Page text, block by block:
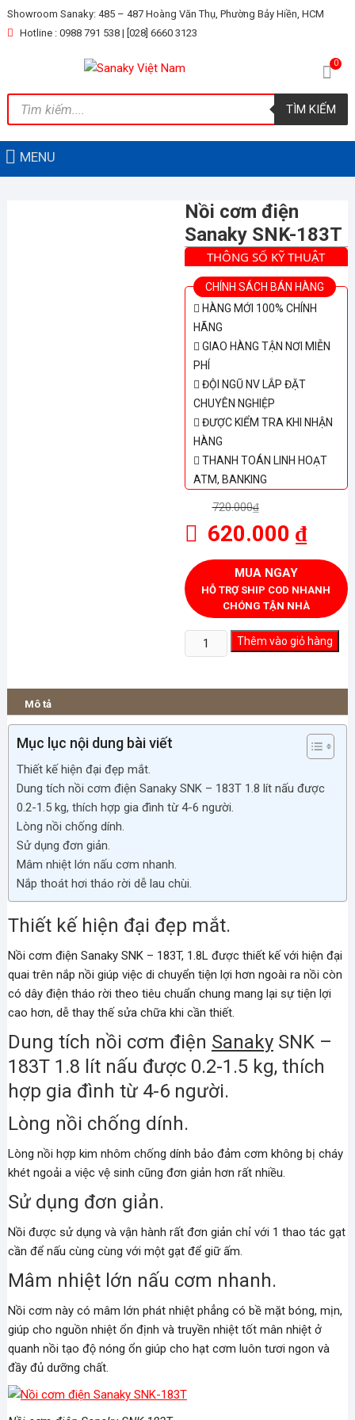
Skip
to
Showroom Sanaky: 485 – 487 Hoàng Văn Thụ, Phường Bảy Hiền, HCM
Hotline : 0988 791 538 | [028] 6660 3123
0
Tìm
kiếm
sản
TÌM KIẾM
MENU
Nồi cơm điện
Sanaky SNK-183T
THÔNG SỐ KỸ THUẬT
CHÍNH SÁCH BÁN HÀNG
HÀNG MỚI 100% CHÍNH
HÃNG
GIAO HÀNG TẬN NƠI MIỄN
PHÍ
ĐỘI NGŨ NV LẮP ĐẶT
CHUYÊN NGHIỆP
ĐƯỢC KIỂM TRA KHI NHẬN
HÀNG
THANH TOÁN LINH HOẠT
ATM, BANKING
720.000₫
620.000 ₫
MUA NGAY
HỖ TRỢ SHIP COD NHANH
CHÓNG TẬN NHÀ
cơm
SNK-
Thêm vào giỏ hàng
Mô tả
Mục lục nội dung bài viết
Thiết kế hiện đại đẹp mắt.
Dung tích nồi cơm điện Sanaky SNK – 183T 1.8 lít nấu được
0.2-1.5 kg, thích hợp gia đình từ 4-6 người.
Lòng nồi chống dính.
Sử dụng đơn giản.
Mâm nhiệt lớn nấu cơm nhanh.
Nắp thoát hơi tháo rời dễ lau chùi.
Thiết kế hiện đại đẹp mắt.
Nồi cơm điện Sanaky SNK – 183T, 1.8L được thiết kế với hiện đại
quai trên nắp nồi giúp việc di chuyển tiện lợi hơn ngoài ra nồi còn
có dây điện tháo rời theo tiêu chuẩn chung mang lại sự tiện lợi
cao hơn, dễ thay thế sửa chữa khi cần thiết.
Dung tích nồi cơm điện SanakySNK –
183T 1.8 lít nấu được 0.2-1.5 kg, thích
hợp gia đình từ 4-6 người.
Lòng nồi chống dính.
Lòng nồi hợp kim nhôm chống dính bảo đảm cơm không bị cháy
khét ngoải a việc vệ sinh cũng đơn giản hơn rất nhiều.
Sử dụng đơn giản.
Nồi được sử dụng và vận hành rất đơn giản chỉ với 1 thao tác gạt
cần để nấu cùng cùng với một gạt để giữ ấm.
Mâm nhiệt lớn nấu cơm nhanh.
Nồi cơm này có mâm lớn phát nhiệt phẳng có bề mặt bóng, mịn,
giúp cho nguồn nhiệt ổn định và truyền nhiệt tốt mân nhiệt ở
quanh nồi tạo độ nóng ổn giúp cho hạt cơm luôn tươi ngon và
đầy đủ dưỡng chất.